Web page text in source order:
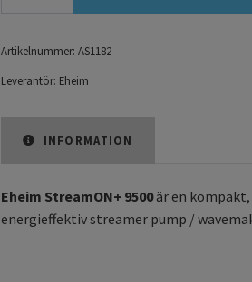
Artikelnummer: AS1182
Leverantör: Eheim
INFORMATION
Eheim StreamON+ 9500är en
energieffektiv streamer pump /